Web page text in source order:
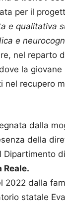
per il
e qualitativa
e
nel reparto
la giovane
nel recupero
dalla
della
Dipartimento
Reale.
2022 dalla
statale